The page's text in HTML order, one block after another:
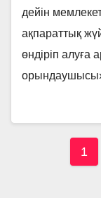
дейін
ақпараттық
өндіріп алуға
1